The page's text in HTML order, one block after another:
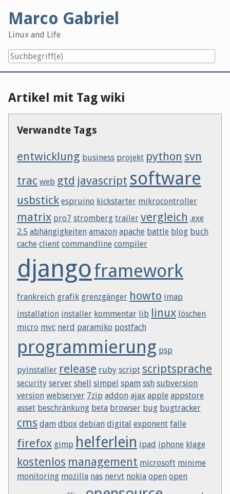
content
Marco Gabriel
Linux and Life
Artikel mit Tag wiki
Verwandte Tags
entwicklung business projekt python svn
trac web gtd javascript software
usbstick espruino kickstarter mikrocontroller
matrix pro7 stromberg trailer vergleich .exe
2.5 abhängigkeiten amazon apache battle blog buch
cache client commandline compiler
djangoframework
frankreich grafik grenzgänger howto imap
installation installer kommentar lib linux löschen
micro mvc nerd paramiko postfach
programmierung psp
pyinstaller release ruby script scriptsprache
security server shell simpel spam ssh subversion
version webserver 7zip addon ajax apple appstore
asset beschränkung beta browser bug bugtracker
cms dam dbox debian digital exponent falle
firefox gimp helferlein ipad iphone klage
kostenlos management microsoft minime
monitoring mozilla nas nervt nokia open open